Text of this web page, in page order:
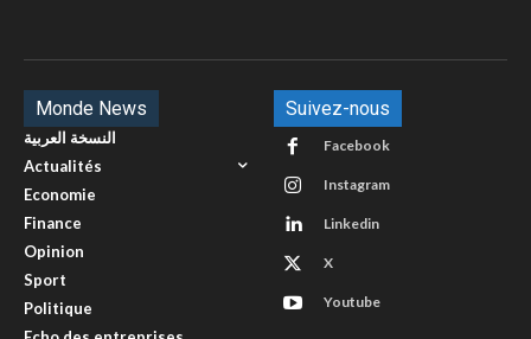
Monde News
النسخة العربية
Actualités
Economie
Finance
Opinion
Sport
Politique
Suivez-nous
Facebook
Instagram
Linkedin
X
Youtube